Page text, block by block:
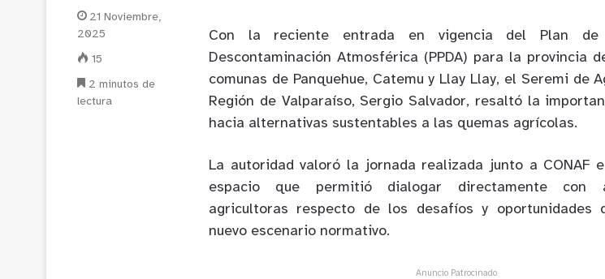
Con la reciente entrada en vigencia del Plan de
Descontaminación Atmosférica (PPDA) para la provincia
comunas de Panquehue, Catemu y Llay Llay, el Seremi de
Región de Valparaíso, Sergio Salvador, resaltó la
hacia alternativas sustentables a las quemas agrícolas.
La autoridad valoró la jornada realizada junto a CONAF
espacio que permitió dialogar directamente con
agricultoras respecto de los desafíos y oportunidades
nuevo escenario normativo.
Anuncio Patrocinado
21 Noviembre,
2025
15
2 minutos de
lectura